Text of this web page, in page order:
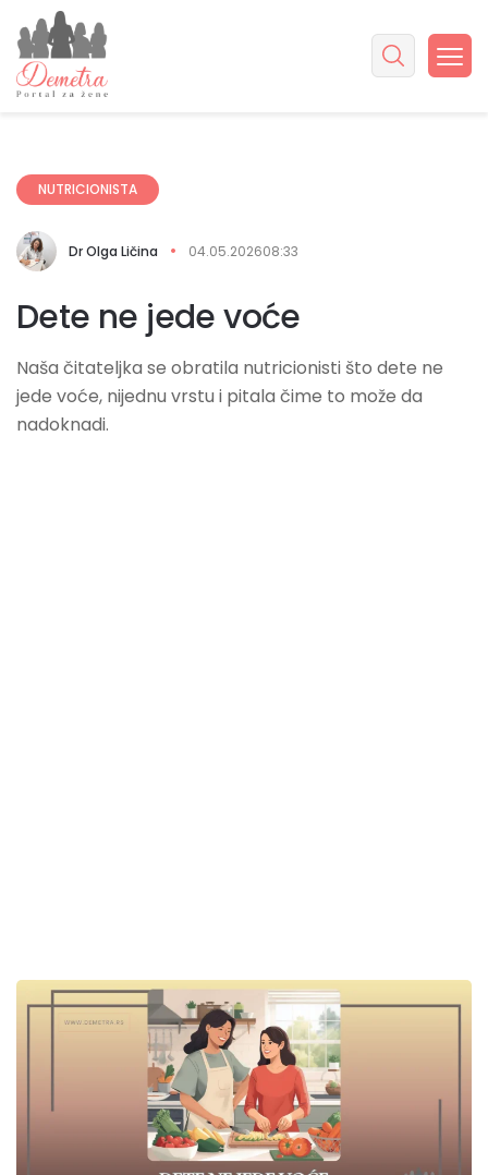
NUTRICIONISTA
Dr Olga Ličina 04.05.202608:33
Dete ne jede voće
Naša čitateljka se obratila nutricionisti što dete ne
jede voće, nijednu vrstu i pitala čime to može da
nadoknadi.